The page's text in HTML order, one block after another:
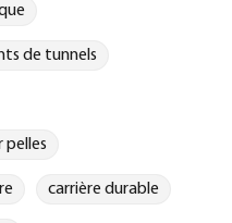
de tunnels
pelles
carrière durable